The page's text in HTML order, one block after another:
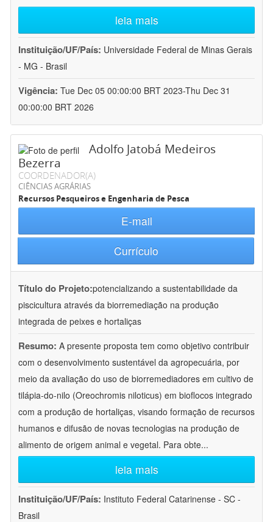
leia mais
Instituição/UF/País: Universidade Federal de Minas Gerais
- MG - Brasil
Vigência: Tue Dec 05 00:00:00 BRT 2023-Thu Dec 31
00:00:00 BRT 2026
Adolfo Jatobá Medeiros
Bezerra
COORDENADOR(A)
CIÊNCIAS AGRÁRIAS
Recursos Pesqueiros e Engenharia de Pesca
E-mail
Currículo
Título do Projeto:potencializando a sustentabilidade da
piscicultura através da biorremediação na produção
integrada de peixes e hortaliças
Resumo: A presente proposta tem como objetivo contribuir
com o desenvolvimento sustentável da agropecuária, por
meio da avaliação do uso de biorremediadores em cultivo de
tilápia-do-nilo (Oreochromis niloticus) em bioflocos integrado
com a produção de hortaliças, visando formação de recursos
humanos e difusão de novas tecnologias na produção de
alimento de origem animal e vegetal. Para obte...
leia mais
Instituição/UF/País: Instituto Federal Catarinense - SC -
Brasil